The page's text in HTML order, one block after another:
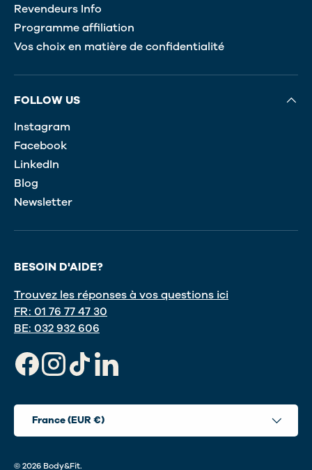
Revendeurs Info
Programme affiliation
Vos choix en matière de confidentialité
FOLLOW US
Instagram
Facebook
LinkedIn
Blog
Newsletter
BESOIN D'AIDE?
Trouvez les réponses à vos questions ici
FR: 01 76 77 47 30
BE: 032 932 606
FacebookInstagram
TikTokLinkedIn
Pays
France (EUR €)
© 2026 Body&Fit.